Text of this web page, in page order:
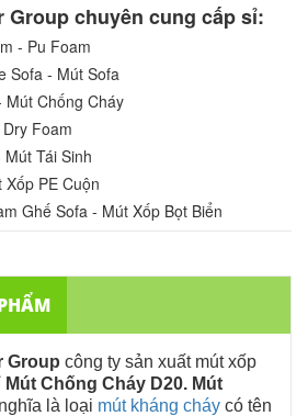
Group chuyên cung cấp sỉ:
- Pu Foam
Sofa - Mút Sofa
Mút Chống Cháy
Foam
Tái Sinh
PE Cuộn
Ghế Sofa - Mút Xốp Bọt Biển
Group công ty sản xuất mút xốp
Mút Chống Cháy D20. Mút
nghĩa là loại mút kháng cháy có tên